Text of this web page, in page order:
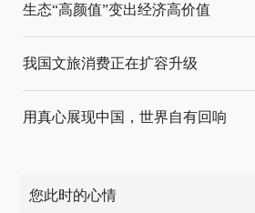
生态“高颜值”变出经济高价值
我国文旅消费正在扩容升级
用真心展现中国，世界自有回响
您此时的心情